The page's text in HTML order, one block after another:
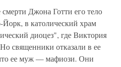
Джона Готти его тело
в католический храм
диоцез", где Виктория
священники отказали в ее
ее муж — мафиози. Они